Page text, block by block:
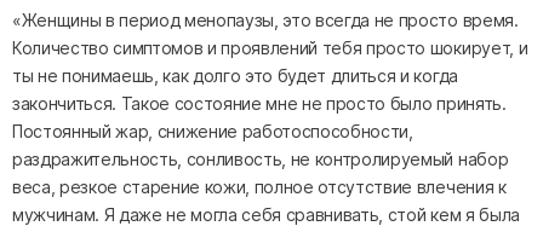
«Женщины в период менопаузы, это всегда не просто время.
Количество симптомов и проявлений тебя просто шокирует, и
ты не понимаешь, как долго это будет длиться и когда
закончиться. Такое состояние мне не просто было принять.
Постоянный жар, снижение работоспособности,
раздражительность, сонливость, не контролируемый набор
веса, резкое старение кожи, полное отсутствие влечения к
мужчинам. Я даже не могла себя сравнивать, стой кем я была